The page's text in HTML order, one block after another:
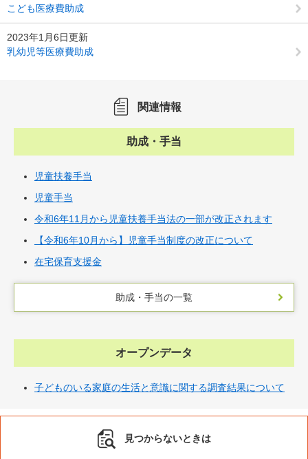
こども医療費助成
2023年1月6日更新
乳幼児等医療費助成
関連情報
助成・手当
児童扶養手当
児童手当
令和6年11月から児童扶養手当法の一部が改正されます
【令和6年10月から】児童手当制度の改正について
在宅保育支援金
助成・手当の一覧
オープンデータ
子どものいる家庭の生活と意識に関する調査結果について
見つからないときは